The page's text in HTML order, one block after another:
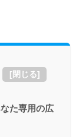
[閉じる]
た専用の広